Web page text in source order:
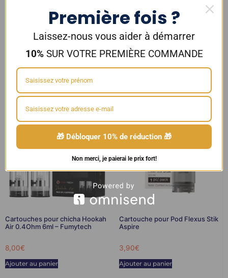
5ml – Aspire
Cartouches pour pod WENAX K1
et K1 SE x3 GeekVape
7,90€
Cartouches pour chicha Hookah
Air 0.4Ohm 6ml – Fumytech
8,00€
Ajouter au panier
Cartouche pour Pod Flexus Stik
Aspire
3,90€
Ajouter au panier
Première fois ?
Laissez-nous vous aider à démarrer
10%SUR VOTRE PREMIÈRE COMMANDE
🎁 Débloquer 10% de réduction 🎁
Non merci, je paierai le prix fort!